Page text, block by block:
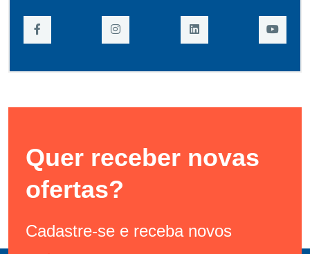
Quer receber novas
ofertas?
Cadastre-se e receba novos